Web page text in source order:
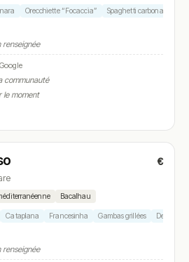
Orecchiette “Focaccia” Spaghetti carbonara
renseignée
communauté
le moment
€
Bacalhau
Cataplana Francesinha Gambas grillées Dessert
renseignée